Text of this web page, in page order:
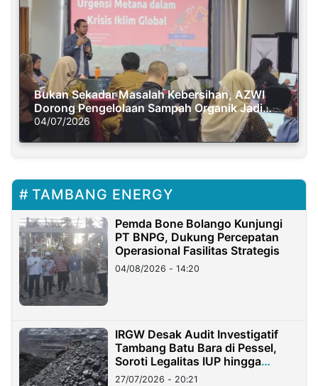
Bukan Sekadar Masalah Kebersihan, AZWI
Dorong Pengelolaan Sampah Organik Jadi
Solusi Krisis Iklim
04/07/2026
TAMBANG ENERGY
Pemda Bone Bolango Kunjungi
PT BNPG, Dukung Percepatan
Operasional Fasilitas Strategis
04/08/2026 - 14:20
IRGW Desak Audit Investigatif
Tambang Batu Bara di Pessel,
Soroti Legalitas IUP hingga
Stockpile
27/07/2026 - 20:21